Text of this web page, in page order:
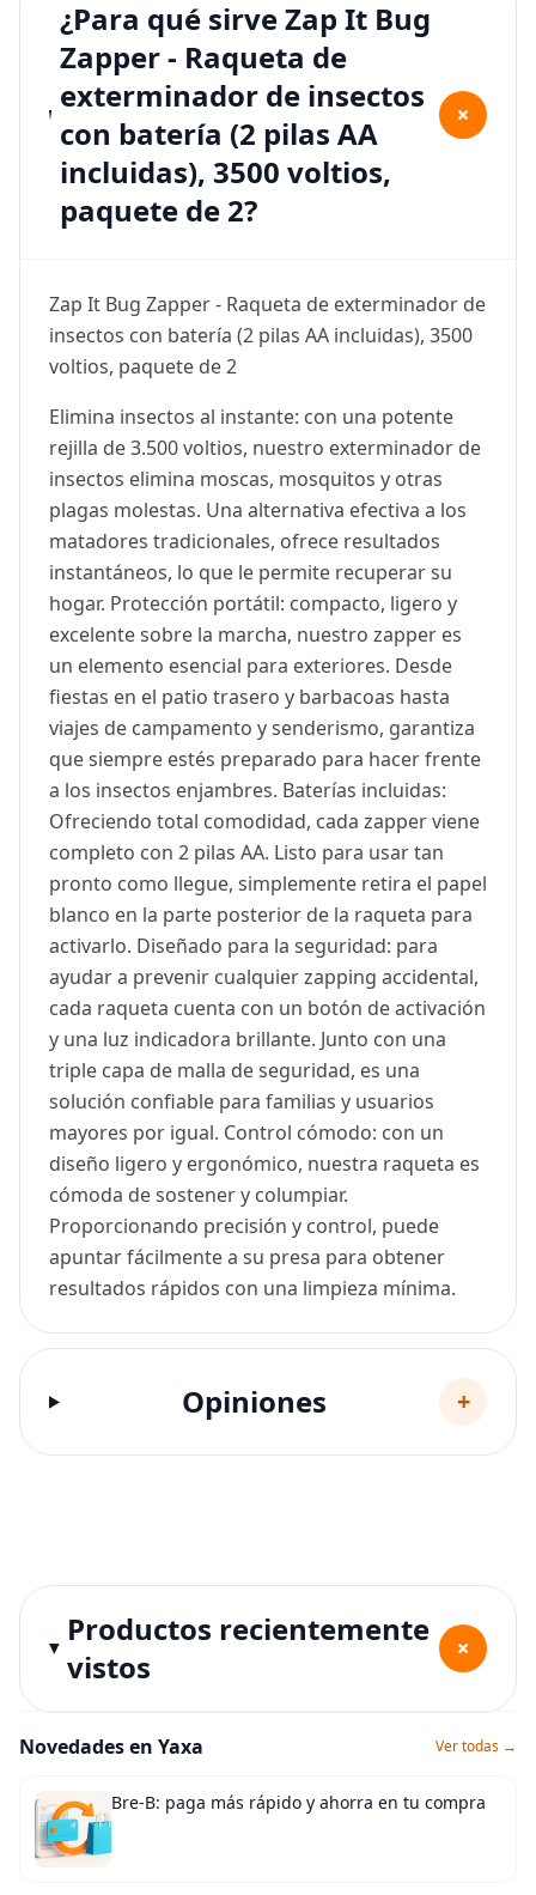
¿Para qué sirve Zap It Bug
Zapper - Raqueta de
exterminador de insectos
con batería (2 pilas AA
incluidas), 3500 voltios,
paquete de 2?
+
Zap It Bug Zapper - Raqueta de exterminador de
insectos con batería (2 pilas AA incluidas), 3500
voltios, paquete de 2
Elimina insectos al instante: con una potente
rejilla de 3.500 voltios, nuestro exterminador de
insectos elimina moscas, mosquitos y otras
plagas molestas. Una alternativa efectiva a los
matadores tradicionales, ofrece resultados
instantáneos, lo que le permite recuperar su
hogar. Protección portátil: compacto, ligero y
excelente sobre la marcha, nuestro zapper es
un elemento esencial para exteriores. Desde
fiestas en el patio trasero y barbacoas hasta
viajes de campamento y senderismo, garantiza
que siempre estés preparado para hacer frente
a los insectos enjambres. Baterías incluidas:
Ofreciendo total comodidad, cada zapper viene
completo con 2 pilas AA. Listo para usar tan
pronto como llegue, simplemente retira el papel
blanco en la parte posterior de la raqueta para
activarlo. Diseñado para la seguridad: para
ayudar a prevenir cualquier zapping accidental,
cada raqueta cuenta con un botón de activación
y una luz indicadora brillante. Junto con una
triple capa de malla de seguridad, es una
solución confiable para familias y usuarios
mayores por igual. Control cómodo: con un
diseño ligero y ergonómico, nuestra raqueta es
cómoda de sostener y columpiar.
Proporcionando precisión y control, puede
apuntar fácilmente a su presa para obtener
resultados rápidos con una limpieza mínima.
Opiniones +
Productos recientemente
vistos
+
Novedades en Yaxa Ver todas →
Bre-B: paga más rápido y ahorra en tu compra